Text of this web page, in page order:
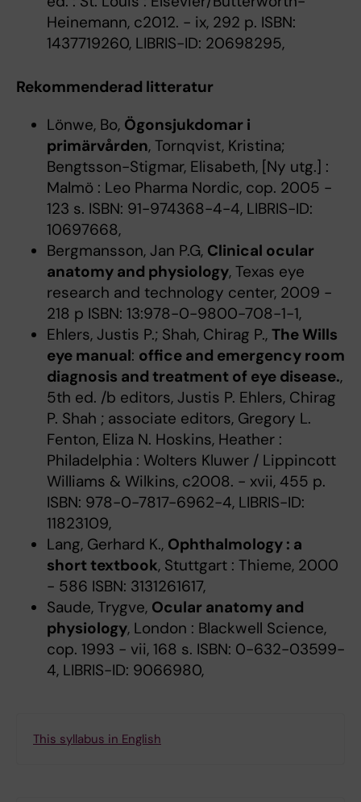
Heinemann, c2012. - ix, 292 p. ISBN:
1437719260, LIBRIS-ID: 20698295,
Rekommenderad litteratur
Lönwe, Bo, Ögonsjukdomar i
primärvården, Tornqvist, Kristina;
Bengtsson-Stigmar, Elisabeth, [Ny utg.] :
Malmö : Leo Pharma Nordic, cop. 2005 -
123 s. ISBN: 91-974368-4-4, LIBRIS-ID:
10697668,
Bergmansson, Jan P.G, Clinical ocular
anatomy and physiology, Texas eye
research and technology center, 2009 -
218 p ISBN: 13:978-0-9800-708-1-1,
Ehlers, Justis P.; Shah, Chirag P., The Wills
eye manual: office and emergency room
diagnosis and treatment of eye disease.,
5th ed. /b editors, Justis P. Ehlers, Chirag
P. Shah ; associate editors, Gregory L.
Fenton, Eliza N. Hoskins, Heather :
Philadelphia : Wolters Kluwer / Lippincott
Williams & Wilkins, c2008. - xvii, 455 p.
ISBN: 978-0-7817-6962-4, LIBRIS-ID:
11823109,
Lang, Gerhard K., Ophthalmology : a
short textbook, Stuttgart : Thieme, 2000
- 586 ISBN: 3131261617,
Saude, Trygve, Ocular anatomy and
physiology, London : Blackwell Science,
cop. 1993 - vii, 168 s. ISBN: 0-632-03599-
4, LIBRIS-ID: 9066980,
This syllabus in English